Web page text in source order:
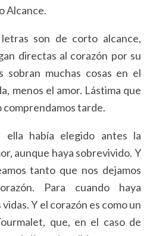
Alcance.
son de corto alcance,
directas al corazón por su
sobran muchas cosas en el
menos el amor. Lástima que
comprendamos tarde.
ella había elegido antes la
aunque haya sobrevivido. Y
tanto que nos dejamos
Para cuando haya
Y el corazón es como un
que, en el caso de